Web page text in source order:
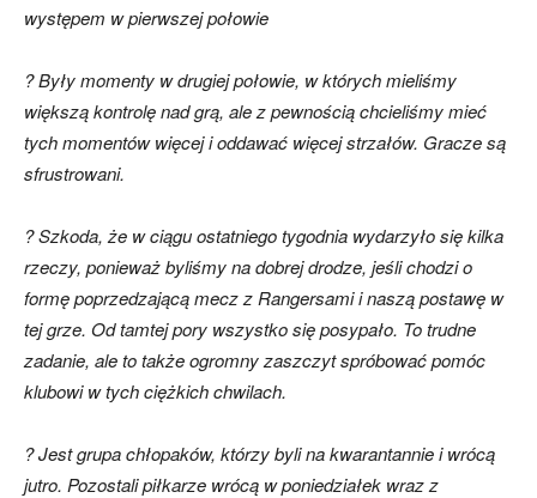
występem w pierwszej połowie
? Były momenty w drugiej połowie, w których mieliśmy
większą kontrolę nad grą, ale z pewnością chcieliśmy mieć
tych momentów więcej i oddawać więcej strzałów. Gracze są
sfrustrowani.
? Szkoda, że w ciągu ostatniego tygodnia wydarzyło się kilka
rzeczy, ponieważ byliśmy na dobrej drodze, jeśli chodzi o
formę poprzedzającą mecz z Rangersami i naszą postawę w
tej grze. Od tamtej pory wszystko się posypało. To trudne
zadanie, ale to także ogromny zaszczyt spróbować pomóc
klubowi w tych ciężkich chwilach.
? Jest grupa chłopaków, którzy byli na kwarantannie i wrócą
jutro. Pozostali piłkarze wrócą w poniedziałek wraz z